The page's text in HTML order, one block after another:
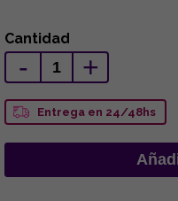
Cantidad
- +
Entrega en 24/48hs